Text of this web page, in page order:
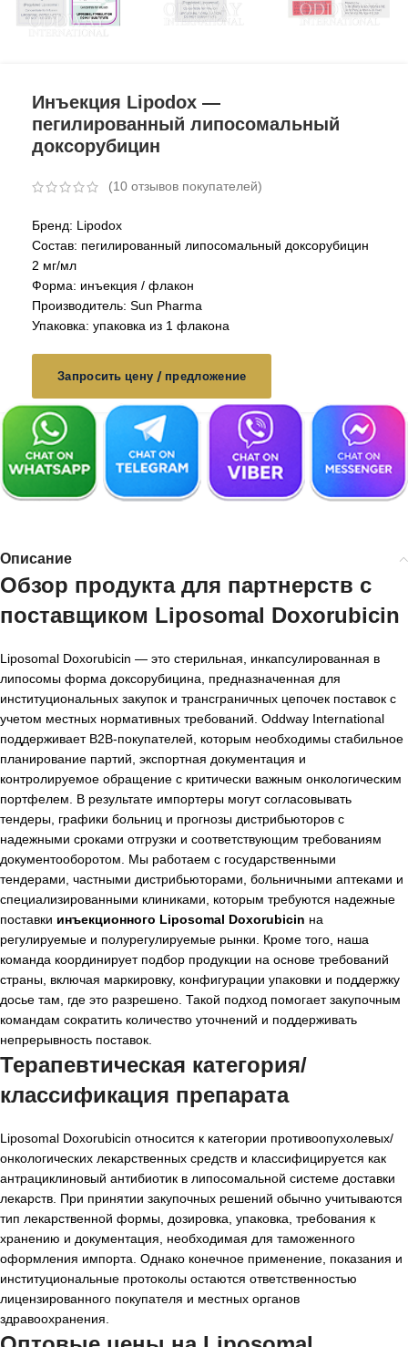
Инъекция Lipodox —
пегилированный липосомальный
доксорубицин
(10 отзывов покупателей)
Бренд: Lipodox
Состав: пегилированный липосомальный доксорубицин
2 мг/мл
Форма: инъекция / флакон
Производитель: Sun Pharma
Упаковка: упаковка из 1 флакона
Запросить цену / предложение
Описание
Обзор продукта для партнерств с
поставщиком Liposomal Doxorubicin
Liposomal Doxorubicin — это стерильная, инкапсулированная в
липосомы форма доксорубицина, предназначенная для
институциональных закупок и трансграничных цепочек поставок с
учетом местных нормативных требований. Oddway International
поддерживает B2B-покупателей, которым необходимы стабильное
планирование партий, экспортная документация и
контролируемое обращение с критически важным онкологическим
портфелем. В результате импортеры могут согласовывать
тендеры, графики больниц и прогнозы дистрибьюторов с
надежными сроками отгрузки и соответствующим требованиям
документооборотом. Мы работаем с государственными
тендерами, частными дистрибьюторами, больничными аптеками и
специализированными клиниками, которым требуются надежные
поставки инъекционного Liposomal Doxorubicin на
регулируемые и полурегулируемые рынки. Кроме того, наша
команда координирует подбор продукции на основе требований
страны, включая маркировку, конфигурации упаковки и поддержку
досье там, где это разрешено. Такой подход помогает закупочным
командам сократить количество уточнений и поддерживать
непрерывность поставок.
Терапевтическая категория/
классификация препарата
Liposomal Doxorubicin относится к категории противоопухолевых/
онкологических лекарственных средств и классифицируется как
антрациклиновый антибиотик в липосомальной системе доставки
лекарств. При принятии закупочных решений обычно учитываются
тип лекарственной формы, дозировка, упаковка, требования к
хранению и документация, необходимая для таможенного
оформления импорта. Однако конечное применение, показания и
институциональные протоколы остаются ответственностью
лицензированного покупателя и местных органов
здравоохранения.